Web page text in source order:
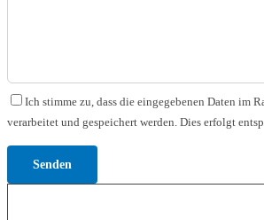
Ich stimme zu, dass die eingegebenen Daten im
verarbeitet und gespeichert werden. Dies erfolgt